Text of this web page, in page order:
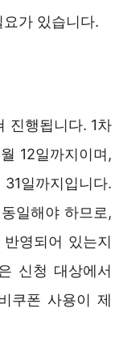
가 있습니다.
진행됩니다. 1차
12일까지이며,
일까지입니다.
일해야 하므로,
영되어 있는지
신청 대상에서
쿠폰 사용이 제